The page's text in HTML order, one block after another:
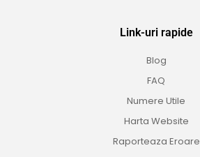
Link-uri rapide
Blog
FAQ
Numere Utile
Harta Website
Raporteaza Eroare